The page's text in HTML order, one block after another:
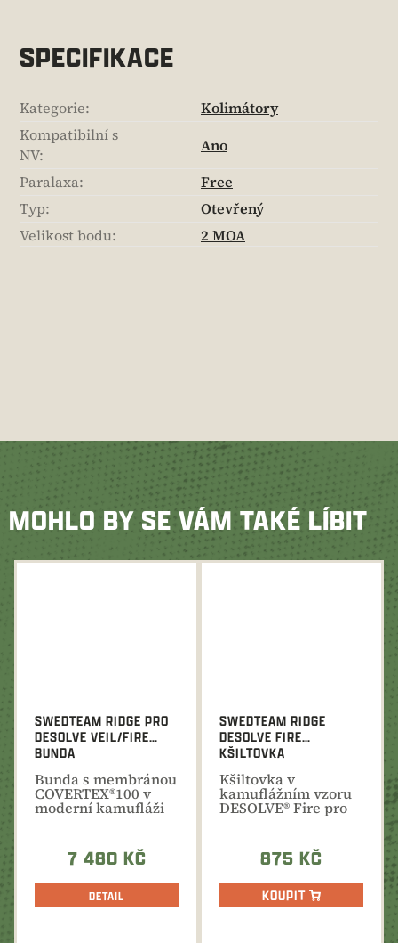
SPECIFIKACE
Kategorie:
Kolimátory
Kompatibilní s
NV:
Ano
Paralaxa:
Free
Typ:
Otevřený
Velikost bodu: 2 MOA
MOHLO BY SE VÁM TAKÉ LÍBIT
SWEDTEAM RIDGE PRO
DESOLVE VEIL/FIRE
BUNDA
Bunda s membránou
COVERTEX®100 v
moderní kamufláži
7 480 KČ
DETAIL
SWEDTEAM RIDGE
DESOLVE FIRE
KŠILTOVKA
Kšiltovka v
kamuflážním vzoru
DESOLVE® Fire pro
875 KČ
KOUPIT